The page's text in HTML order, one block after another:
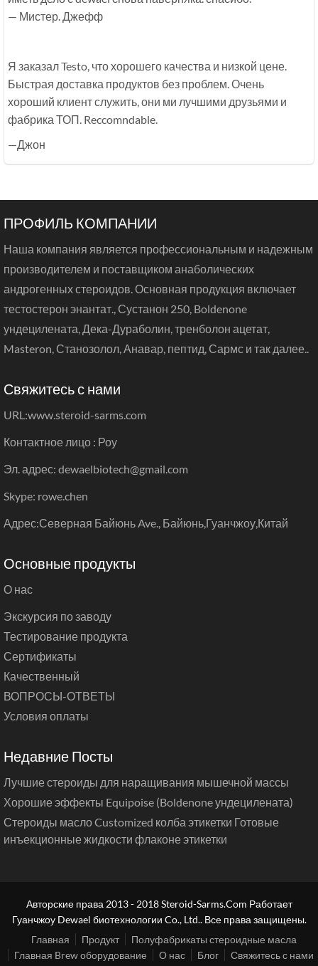
— Мистер. Джефф
Я заказал Testo, что хорошего качества и низкой цене.
Быстрая доставка продуктов без проблем. Очень
хороший клиент служить, они ми лучшими друзьями и
фабрика ТОП. Reccomndable.
—Джон
ПРОФИЛЬ КОМПАНИИ
Наша компания является профессиональным и надежным
производителем и поставщиком анаболических
андрогенных стероидов. Основная продукция включает
тестостерон энантат., Сустанон 250, Boldenone
ундецилената, Дека-Дураболин, тренболон ацетат,
Masteron, Станозолол, Анавар, пептид, Сармс и так далее..
Свяжитесь с нами
URL:www.steroid-sarms.com
Контактное лицо : Роу
Эл. адрес: dewaelbiotech@gmail.com
Skype: rowe.chen
Адрес:Северная Байюнь Ave., Байюнь,Гуанчжоу,Китай
Основные продукты
О нас
Экскурсия по заводу
Тестирование продукта
Сертификаты
Качественный
ВОПРОСЫ-ОТВЕТЫ
Условия оплаты
Недавние Посты
Лучшие стероиды для наращивания мышечной массы
Хорошие эффекты Equipoise (Boldenone ундецилената)
Стероиды масло Customized колба этикетки Готовые
инъекционные жидкости флаконе этикетки
Авторские права 2013 - 2018 Steroid-Sarms.Com Работает
Гуанчжоу Dewael биотехнологии Co., Ltd.. Все права защищены.
Главная
Продукт
Полуфабрикаты стероидные масла
Главная Brew оборудование
О нас Блог Свяжитесь с нами